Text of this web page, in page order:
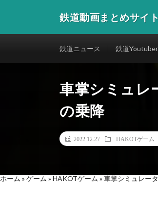
鉄道動画まとめサイト
鉄道ニュース 鉄道
車掌シミュレ
の乗降
2022.12.27 HAKOTゲーム
ホーム » ゲーム » HAKOTゲーム » 車掌シミュレー